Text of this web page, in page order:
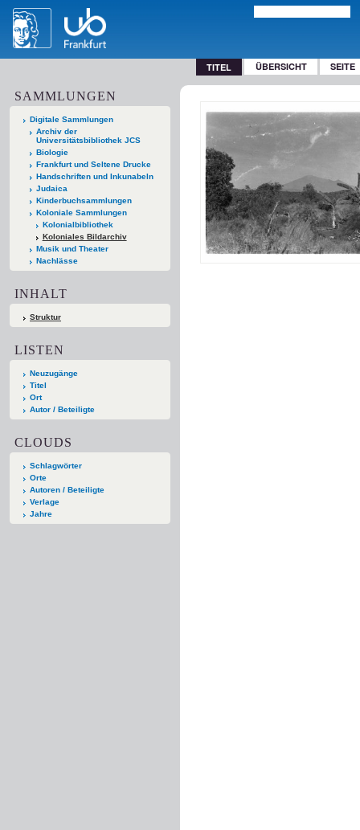
TITEL ÜBERSICHT SEITE
SAMMLUNGEN
Digitale Sammlungen
Archiv der
Universitätsbibliothek JCS
Biologie
Frankfurt und Seltene Drucke
Handschriften und Inkunabeln
Judaica
Kinderbuchsammlungen
Koloniale Sammlungen
Kolonialbibliothek
Koloniales Bildarchiv
Musik und Theater
Nachlässe
INHALT
Struktur
LISTEN
Neuzugänge
Titel
Ort
Autor / Beteiligte
CLOUDS
Schlagwörter
Orte
Autoren / Beteiligte
Verlage
Jahre